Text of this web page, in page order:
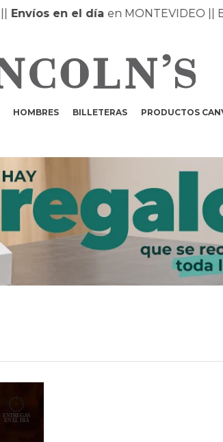
Envíos en el díaen MONTEVIDEO ||
HOMBRES BILLETERAS PRODUCTOS